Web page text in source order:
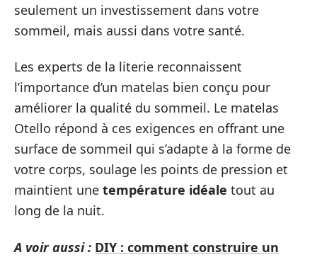
seulement un investissement dans votre
sommeil, mais aussi dans votre santé.
Les experts de la literie reconnaissent
l’importance d’un matelas bien conçu pour
améliorer la qualité du sommeil. Le matelas
Otello répond à ces exigences en offrant une
surface de sommeil qui s’adapte à la forme de
votre corps, soulage les points de pression et
maintient une température idéale tout au
long de la nuit.
A voir aussi : DIY : comment construire un